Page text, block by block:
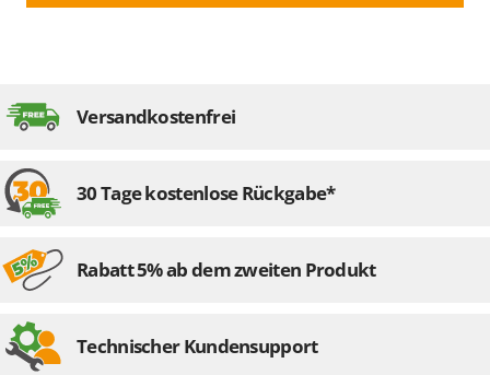
Versandkostenfrei
30 Tage kostenlose Rückgabe*
Rabatt 5% ab dem zweiten Produkt
Technischer Kundensupport